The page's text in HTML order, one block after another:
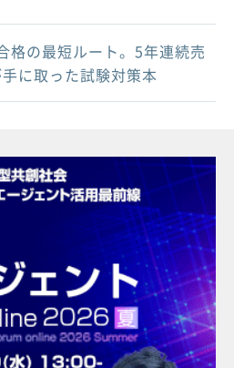
格の最短ルート。5年連続売
に取った試験対策本